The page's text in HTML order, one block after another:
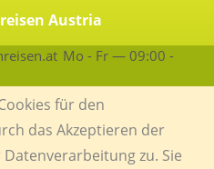
Austria
Mo - Fr — 09:00 -
für den
das Akzeptieren der
zu. Sie